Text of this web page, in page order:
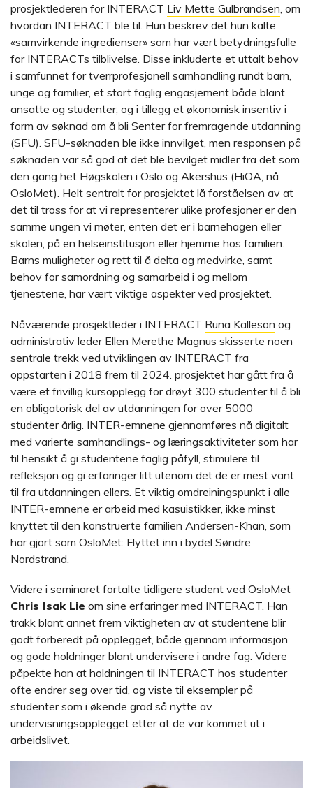
prosjektlederen for INTERACT Liv Mette Gulbrandsen, om
hvordan INTERACT ble til. Hun beskrev det hun kalte
«samvirkende ingredienser» som har vært betydningsfulle
for INTERACTs tilblivelse. Disse inkluderte et uttalt behov
i samfunnet for tverrprofesjonell samhandling rundt barn,
unge og familier, et stort faglig engasjement både blant
ansatte og studenter, og i tillegg et økonomisk insentiv i
form av søknad om å bli Senter for fremragende utdanning
(SFU). SFU-søknaden ble ikke innvilget, men responsen på
søknaden var så god at det ble bevilget midler fra det som
den gang het Høgskolen i Oslo og Akershus (HiOA, nå
OsloMet). Helt sentralt for prosjektet lå forståelsen av at
det til tross for at vi representerer ulike profesjoner er den
samme ungen vi møter, enten det er i barnehagen eller
skolen, på en helseinstitusjon eller hjemme hos familien.
Barns muligheter og rett til å delta og medvirke, samt
behov for samordning og samarbeid i og mellom
tjenestene, har vært viktige aspekter ved prosjektet.
Nåværende prosjektleder i INTERACT Runa Kalleson og
administrativ leder Ellen Merethe Magnus skisserte noen
sentrale trekk ved utviklingen av INTERACT fra
oppstarten i 2018 frem til 2024. prosjektet har gått fra å
være et frivillig kursopplegg for drøyt 300 studenter til å bli
en obligatorisk del av utdanningen for over 5000
studenter årlig. INTER-emnene gjennomføres nå digitalt
med varierte samhandlings- og læringsaktiviteter som har
til hensikt å gi studentene faglig påfyll, stimulere til
refleksjon og gi erfaringer litt utenom det de er mest vant
til fra utdanningen ellers. Et viktig omdreiningspunkt i alle
INTER-emnene er arbeid med kasuistikker, ikke minst
knyttet til den konstruerte familien Andersen-Khan, som
har gjort som OsloMet: Flyttet inn i bydel Søndre
Nordstrand.
Videre i seminaret fortalte tidligere student ved OsloMet
Chris Isak Lie om sine erfaringer med INTERACT. Han
trakk blant annet frem viktigheten av at studentene blir
godt forberedt på opplegget, både gjennom informasjon
og gode holdninger blant undervisere i andre fag. Videre
påpekte han at holdningen til INTERACT hos studenter
ofte endrer seg over tid, og viste til eksempler på
studenter som i økende grad så nytte av
undervisningsopplegget etter at de var kommet ut i
arbeidslivet.